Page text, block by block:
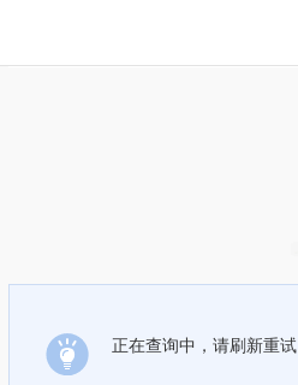
正在查询中，请刷新重试